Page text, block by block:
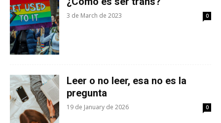
3 de March de 2023 0
Leer o no leer, esa no es la
pregunta
19 de January de 2026 0